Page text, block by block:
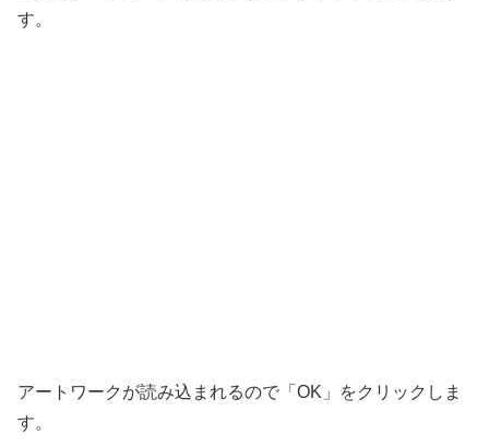
す。
アートワークが読み込まれるので「OK」をクリックしま
す。